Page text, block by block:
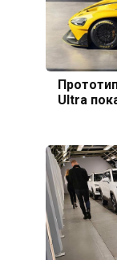
Ultra